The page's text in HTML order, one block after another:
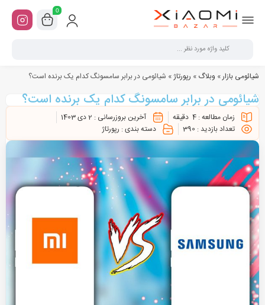
0
شیائومی بازار» وبلاگ » رپورتاژ» شیائومی در برابر سامسونگ کدام یک برنده است؟
شیائومی در برابر سامسونگ کدام یک برنده است؟
زمان مطالعه : 4 دقیقه آخرین بروزرسانی : 2 دی 1403
تعداد بازدید : 390 دسته بندی : رپورتاژ